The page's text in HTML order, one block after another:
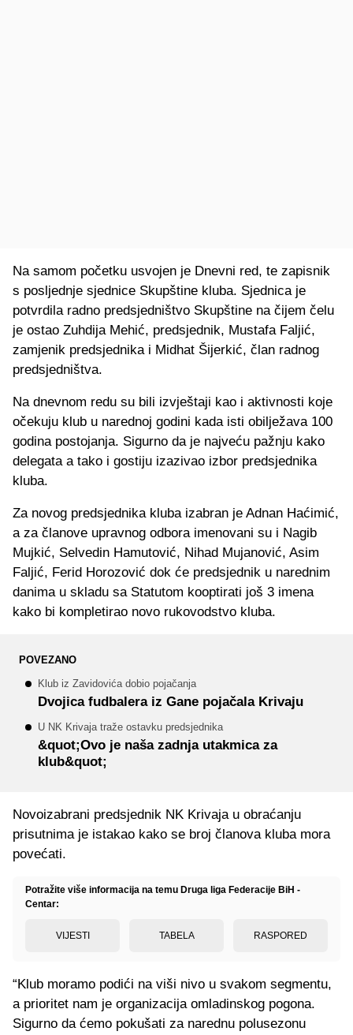
Na samom početku usvojen je Dnevni red, te zapisnik
s posljednje sjednice Skupštine kluba. Sjednica je
potvrdila radno predsjedništvo Skupštine na čijem čelu
je ostao Zuhdija Mehić, predsjednik, Mustafa Faljić,
zamjenik predsjednika i Midhat Šijerkić, član radnog
predsjedništva.
Na dnevnom redu su bili izvještaji kao i aktivnosti koje
očekuju klub u narednoj godini kada isti obilježava 100
godina postojanja. Sigurno da je najveću pažnju kako
delegata a tako i gostiju izazivao izbor predsjednika
kluba.
Za novog predsjednika kluba izabran je Adnan Haćimić,
a za članove upravnog odbora imenovani su i Nagib
Mujkić, Selvedin Hamutović, Nihad Mujanović, Asim
Faljić, Ferid Horozović dok će predsjednik u narednim
danima u skladu sa Statutom kooptirati još 3 imena
kako bi kompletirao novo rukovodstvo kluba.
POVEZANO
Klub iz Zavidovića dobio pojačanja
Dvojica fudbalera iz Gane pojačala Krivaju
U NK Krivaja traže ostavku predsjednika
&quot;Ovo je naša zadnja utakmica za
klub&quot;
Novoizabrani predsjednik NK Krivaja u obraćanju
prisutnima je istakao kako se broj članova kluba mora
povećati.
Potražite više informacija na temu Druga liga Federacije BiH -
Centar:
VIJESTI TABELA RASPORED
“Klub moramo podići na viši nivo u svakom segmentu,
a prioritet nam je organizacija omladinskog pogona.
Sigurno da ćemo pokušati za narednu polusezonu